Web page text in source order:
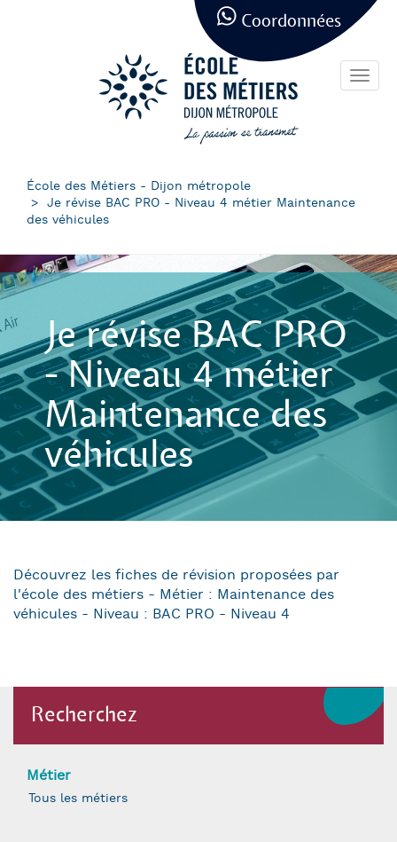
Panneau de gestion des cookies
Coordonnées
École des Métiers - Dijon métropole
Je révise BAC PRO - Niveau 4 métier Maintenance
des véhicules
Je révise BAC PRO
- Niveau 4 métier
Maintenance des
véhicules
Découvrez les fiches de révision proposées par
l'école des métiers - Métier : Maintenance des
véhicules - Niveau : BAC PRO - Niveau 4
Recherchez
Métier